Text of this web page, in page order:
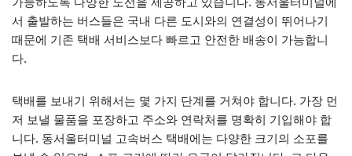
서 출발하는 버스들은 국내 다른 도시와의 연결성이 뛰어나기
때문에 기존 택배 서비스보다 빠르고 안전한 배송이 가능합니
다.
택배를 보내기 위해서는 몇 가지 단계를 거쳐야 합니다. 가장 먼
저 보낼 물품을 포장하고 주소와 연락처를 명확히 기입해야 합
니다. 동서울터미널 고속버스 택배에는 다양한 크기의 소포를